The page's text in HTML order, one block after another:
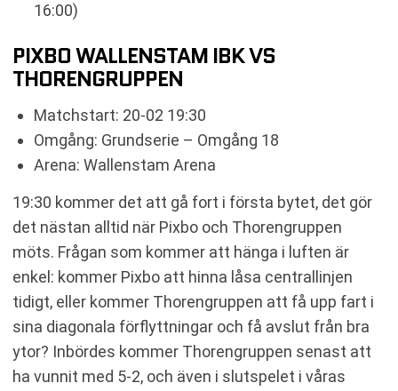
16:00)
PIXBO WALLENSTAM IBK VS
THORENGRUPPEN
Matchstart: 20-02 19:30
Omgång: Grundserie – Omgång 18
Arena: Wallenstam Arena
19:30 kommer det att gå fort i första bytet, det gör
det nästan alltid när Pixbo och Thorengruppen
möts. Frågan som kommer att hänga i luften är
enkel: kommer Pixbo att hinna låsa centrallinjen
tidigt, eller kommer Thorengruppen att få upp fart i
sina diagonala förflyttningar och få avslut från bra
ytor? Inbördes kommer Thorengruppen senast att
ha vunnit med 5-2, och även i slutspelet i våras